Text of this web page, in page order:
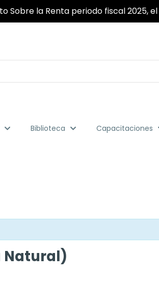
Sobre la Renta periodo fiscal 2025,
Biblioteca Capacitaciones
Natural)